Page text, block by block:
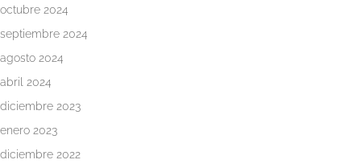
octubre 2024
septiembre 2024
agosto 2024
abril 2024
diciembre 2023
enero 2023
diciembre 2022